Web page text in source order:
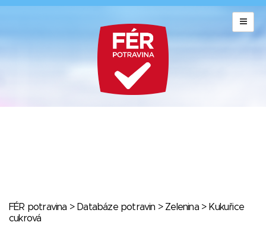
FÉR potravina > Databáze potravin > Zelenina> Kukuřice
cukrová